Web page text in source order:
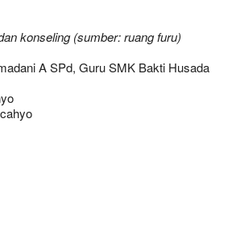
konseling (sumber: ruang furu)
A SPd, Guru SMK Bakti Husada